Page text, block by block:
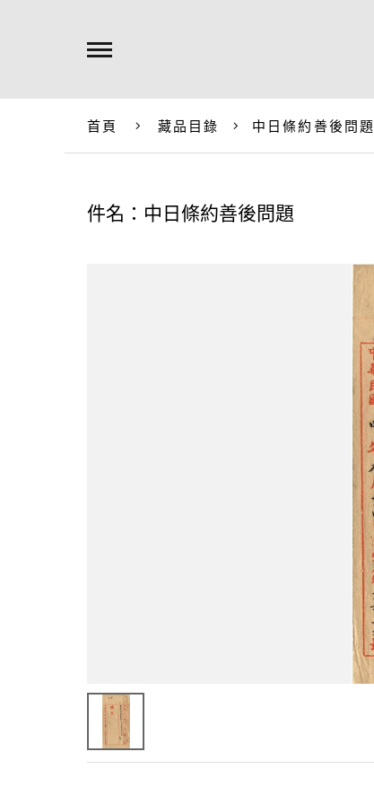
首頁 藏品目錄 中日條約善後問題
件名：中日條約善後問題